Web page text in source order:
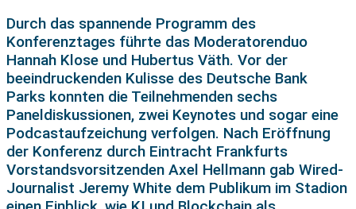
Durch das spannende Programm des
Konferenztages führte das Moderatorenduo
Hannah Klose und Hubertus Väth. Vor der
beeindruckenden Kulisse des Deutsche Bank
Parks konnten die Teilnehmenden sechs
Paneldiskussionen, zwei Keynotes und sogar eine
Podcastaufzeichung verfolgen. Nach Eröffnung
der Konferenz durch Eintracht Frankfurts
Vorstandsvorsitzenden Axel Hellmann gab Wired-
Journalist Jeremy White dem Publikum im Stadion